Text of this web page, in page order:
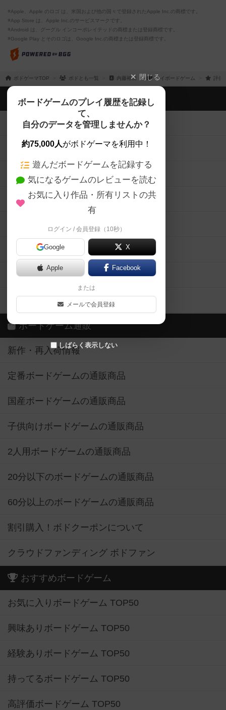
※Apple、Apple のロゴ は、米国および他の国々で登録されたApple Inc.の商標です。
※App Store は、Apple Inc.のサービスマークです。
※Android は、グーグル インコーポレイテッドの商標または登録商標です。
※Google Play とそのロゴは、Google Inc.の商標または登録商標です。
ボドゲーマTOP ボドとも一覧 内藤裕樹 マイボードゲーム 評価
閉じる
ボードゲームのプレイ履歴を記録し
て、
自分のデータを管理しませんか？
約75,000人がボドゲーマを利用中！
遊んだボードゲームを記録する
気になるゲームのレビューを読む
お気に入り作品・所有リストの共
有
ログイン / 会員登録（10秒）
Google X
Apple Facebook
または
メールで会員登録
しばらく表示しない
ボドゲーマTOP
ボードゲームを検索する
ボードゲームの新着レビュー
ボードゲーム会情報
メカニクス特集
掲示板・トピックス
ボドとも・会員一覧
ボードゲーム業界コラム
ボドゲーマご利用案内
ボードゲーム通販
新作・再入荷情報
定番ボードゲームの通販商品
国産ボードゲームの通販商品
子供向けボードゲームの通販商品
2人用ボードゲームの通販商品
20分以下のボードゲームの通販商品
60分以上のボードゲームの通販商品
割引購入！ボドクーポンについて
クラウドファンディング ボドファン
おすすめボードゲーム
お気に入りボードゲーム TOP50
興味ありボードゲーム TOP50
経験ありボードゲーム TOP50
持ってるボードゲーム TOP50
高評価ボードゲーム TOP50